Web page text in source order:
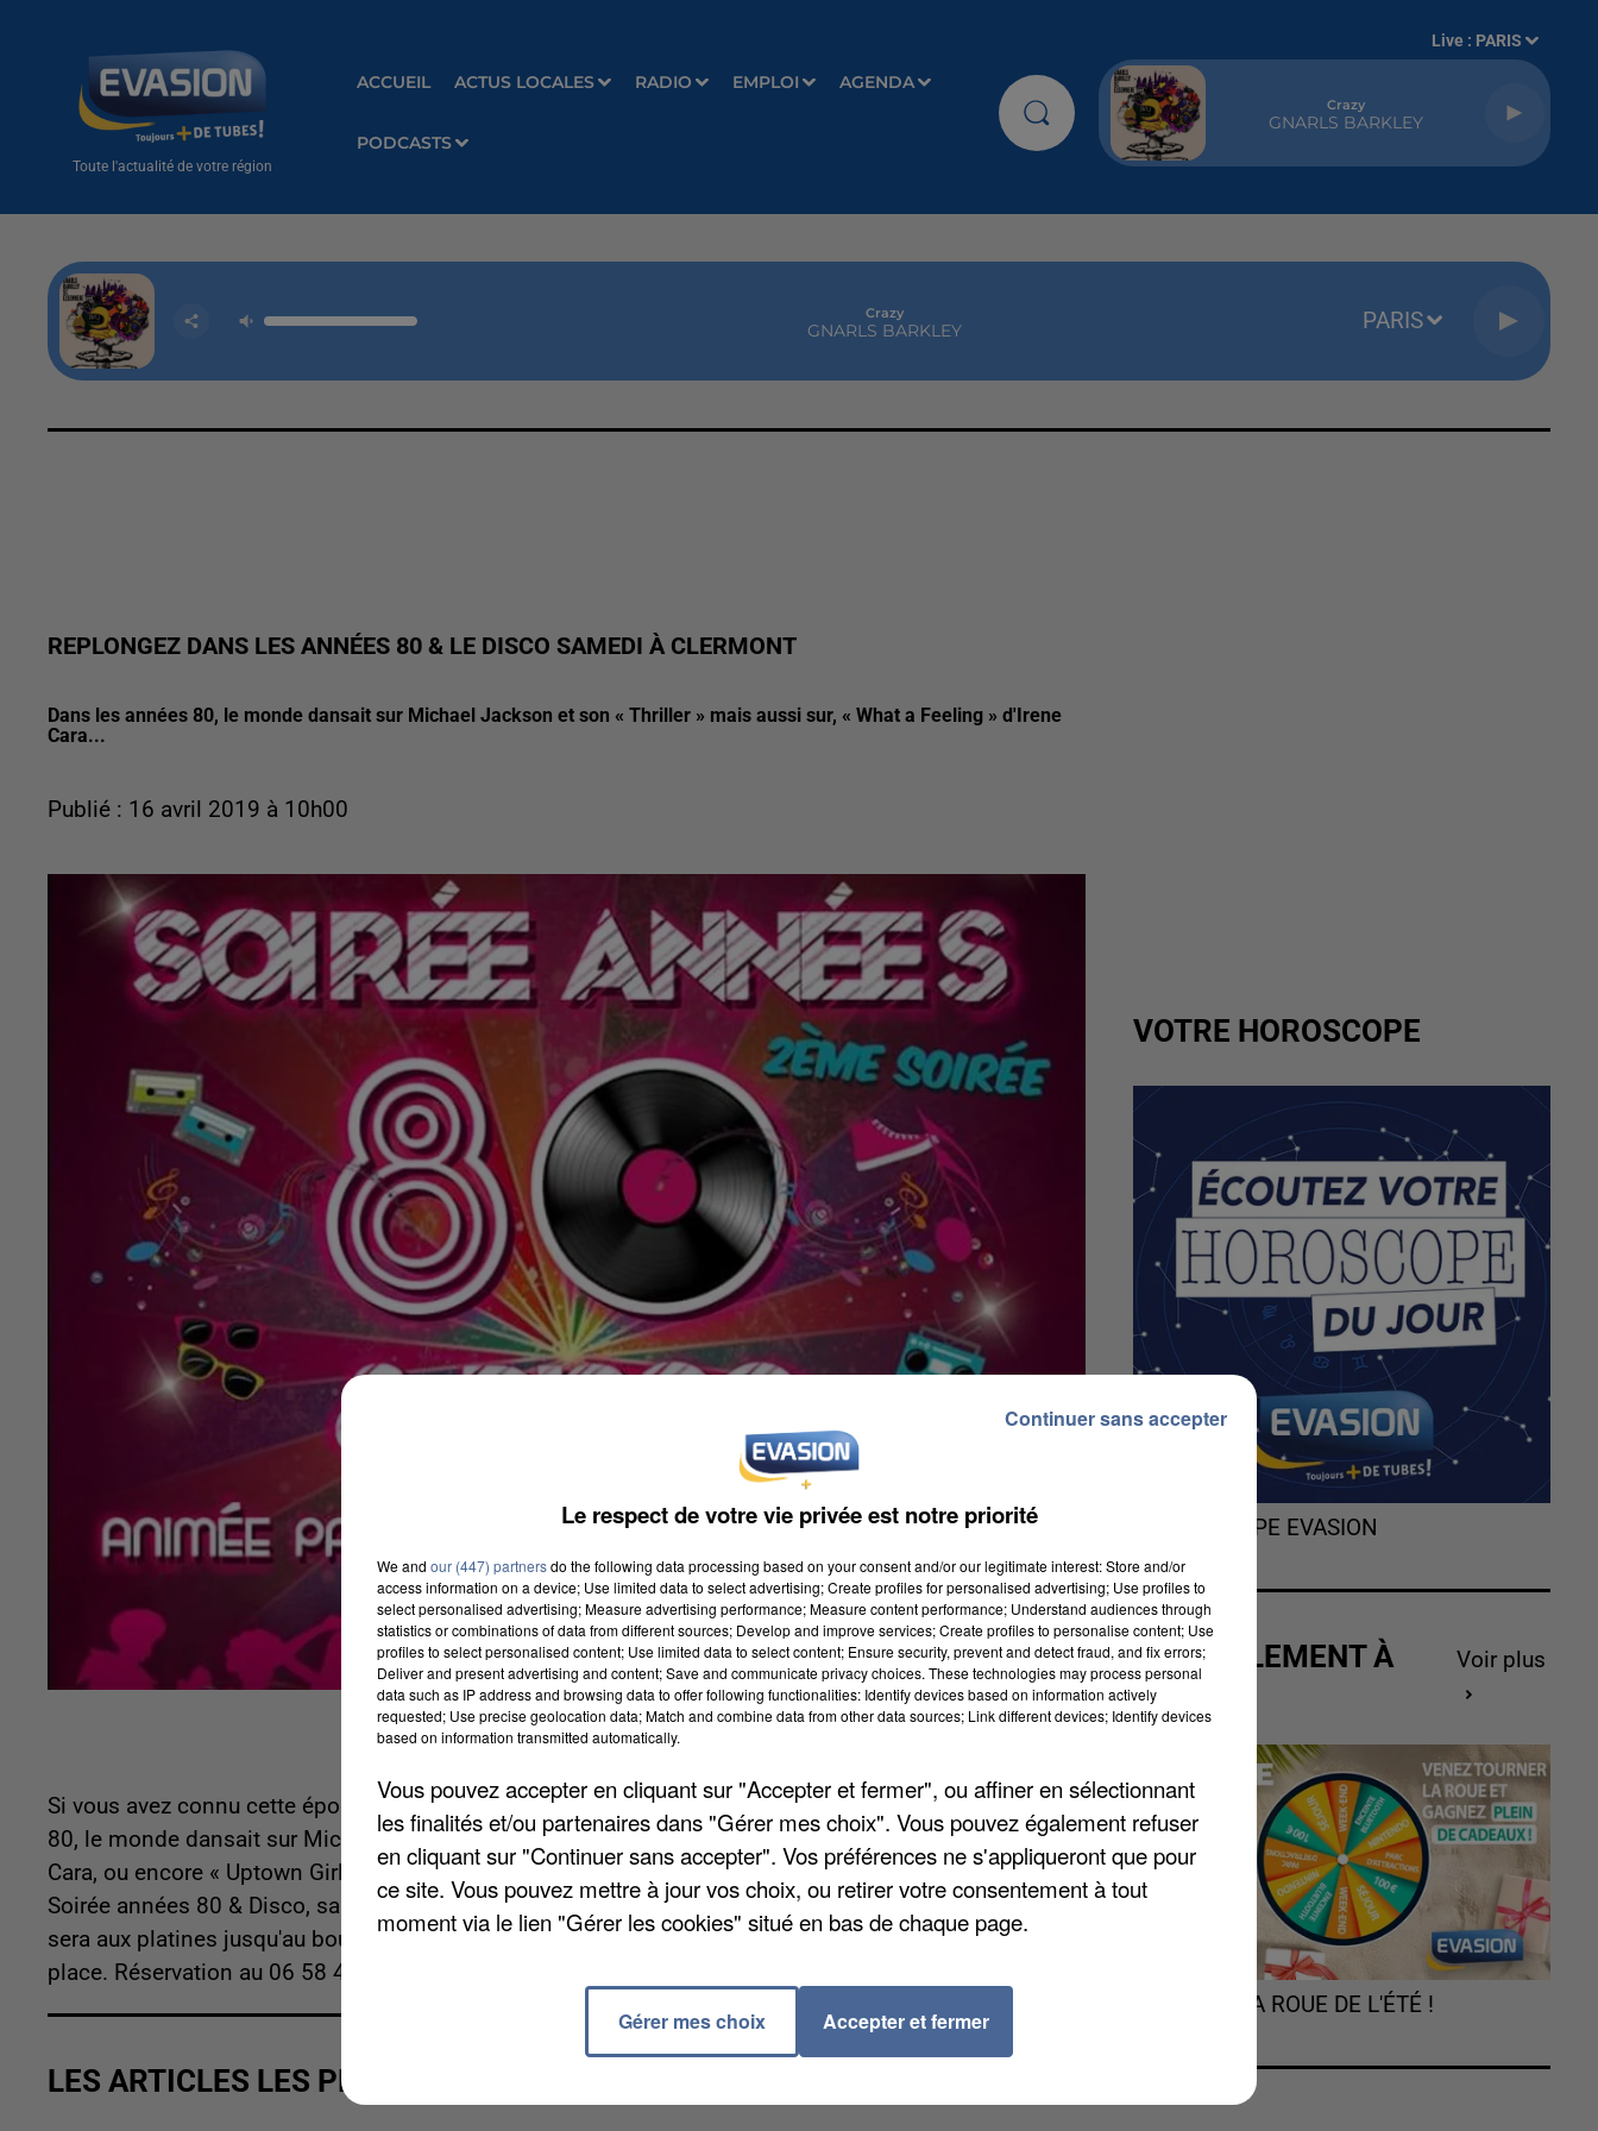
Toute l'actualité de votre région
ACCUEIL ACTUS LOCALES RADIO EMPLOI AGENDA
PODCASTS
Live : PARIS
Crazy
GNARLS BARKLEY
Crazy
GNARLS BARKLEY PARIS
REPLONGEZ DANS LES ANNÉES 80 & LE DISCO SAMEDI À CLERMONT
Dans les années 80, le monde dansait sur Michael Jackson et son « Thriller » mais aussi sur, « What a Feeling » d'Irene
Cara...
Publié : 16 avril 2019 à 10h00
Si vous avez connu cette époque, vous vous en rappelez sans doute : Souvenez-vous ! Dans les années
80, le monde dansait sur Michael Jackson et son « Thriller » mais aussi sur, « What a Feeling » d'Irene
Cara, ou encore « Uptown Girl » de Billy Joel. Le football club de Liancourt – Clermont organise une
Soirée années 80 & Disco, samedi 20 avril à 20 heures à la salle André Pommery. Le groupe Top 80's,
sera aux platines jusqu'au bout de la nuit. Entrée 8 Euros (gratuit -15 ans). Restauration et buvette sur
place. Réservation au 06 58 41 13 10.
LES ARTICLES LES PLUS VUS
VOTRE HOROSCOPE
L'HOROSCOPE EVASION
ACTUELLEMENT À
GAGNER
Voir plus
TOURNEZ LA ROUE DE L'ÉTÉ !
Le respect de votre vie privée est notre priorité
We and our (447) partnersdo the following data processing based on your consent and/or our legitimate interest: Store and/or
access information on a device; Use limited data to select advertising; Create profiles for personalised advertising; Use profiles to
select personalised advertising; Measure advertising performance; Measure content performance; Understand audiences through
statistics or combinations of data from different sources; Develop and improve services; Create profiles to personalise content; Use
profiles to select personalised content; Use limited data to select content; Ensure security, prevent and detect fraud, and fix errors;
Deliver and present advertising and content; Save and communicate privacy choices. These technologies may process personal
data such as IP address and browsing data to offer following functionalities: Identify devices based on information actively
requested; Use precise geolocation data; Match and combine data from other data sources; Link different devices; Identify devices
based on information transmitted automatically.
Vous pouvez accepter en cliquant sur "Accepter et fermer", ou affiner en sélectionnant
les finalités et/ou partenaires dans "Gérer mes choix". Vous pouvez également refuser
en cliquant sur "Continuer sans accepter". Vos préférences ne s'appliqueront que pour
ce site. Vous pouvez mettre à jour vos choix, ou retirer votre consentement à tout
moment via le lien "Gérer les cookies" situé en bas de chaque page.
Gérer mes choix Accepter et fermer
Continuer sans accepter